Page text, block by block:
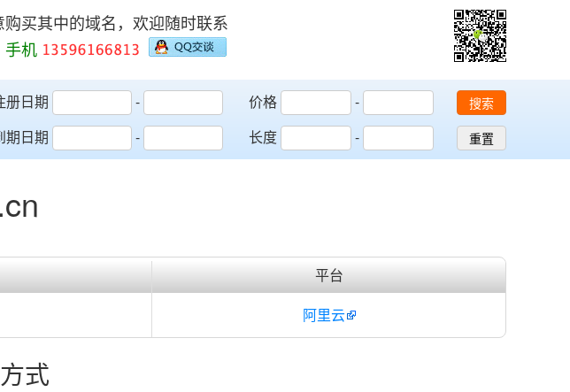
买其中的域名，欢迎随时联系
手机
册日期
-
期日期
-
价格
-
长度
-
搜索
重置
平台
阿里云
式